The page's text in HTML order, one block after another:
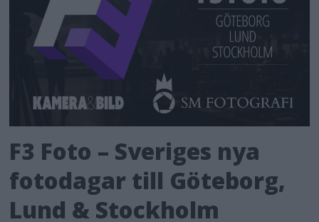
F3 Foto – Sveriges nya
fotodagar till Göteborg,
Lund & Stockholm